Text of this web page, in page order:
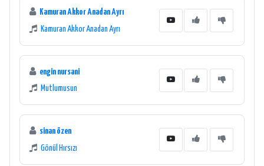
Kamuran Akkor Anadan Ayrı
Kamuran Akkor Anadan Ayrı
engin nursani
Mutlumusun
sinan özen
Gönül Hırsızı